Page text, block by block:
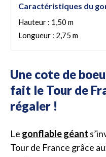
Caractéristiques du
Hauteur : 1,50 m
Longueur : 2,75 m
Une cote de
fait le Tour de
régaler !
Le gonflable géant
Tour de France grâce